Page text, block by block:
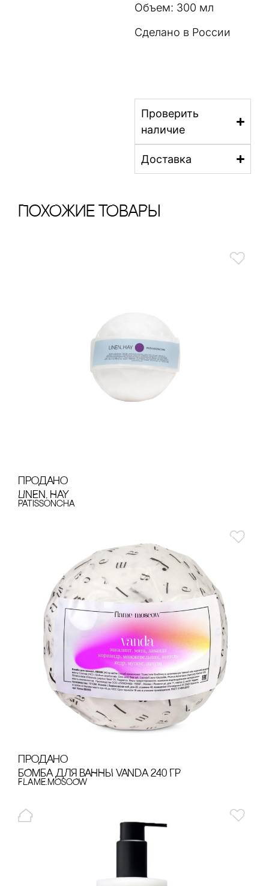
Объем: 300 мл
Сделано в России
Проверить
наличие
Доставка
ПохОжИе тОваРы
продано
LINEN, HAY
Patissoncha
продано
БОМБА ДЛЯ ВАННЫ VANDA 240 ГР
FLAME.MOSCOW